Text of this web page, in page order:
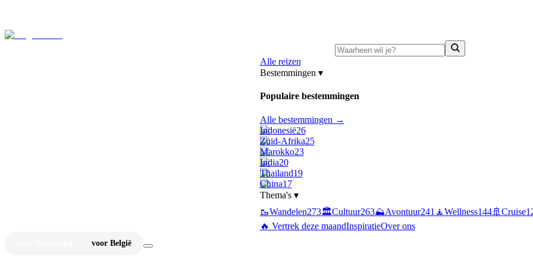
Alle reizen
Bestemmingen ▾
Populaire bestemmingen
Alle bestemmingen →
Indonesië26
Zuid-Afrika25
Marokko23
India20
Thailand19
China17
Thema's ▾
🥾Wandelen273🏛️Cultuur263⛰️Avontuur241 🧘Wellness144🚢 Cruise
🔥 Vertrek deze maandInspiratieOver ons
voor België